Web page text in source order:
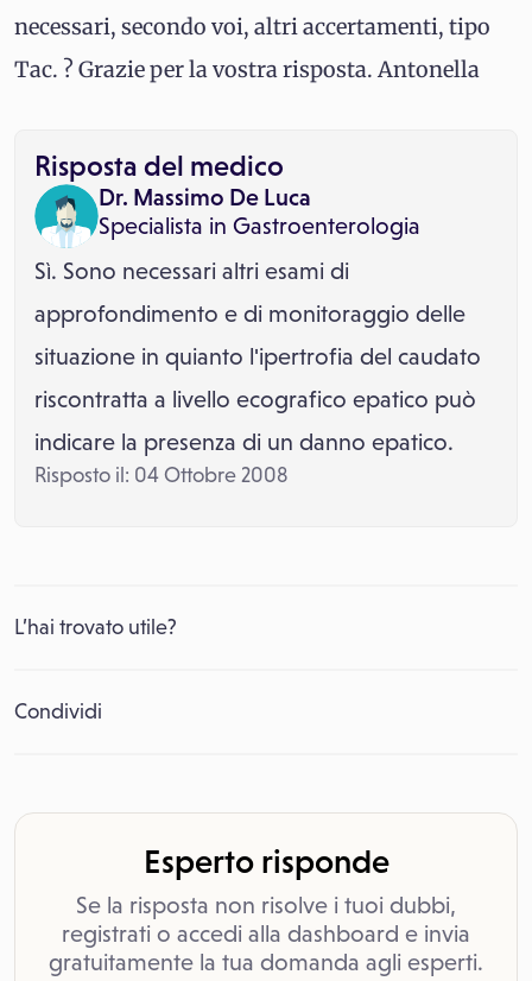
necessari, secondo voi, altri accertamenti, tipo
Tac. ? Grazie per la vostra risposta. Antonella
Risposta del medico
Dr. Massimo De Luca
Specialista in Gastroenterologia
Sì. Sono necessari altri esami di
approfondimento e di monitoraggio delle
situazione in quianto l'ipertrofia del caudato
riscontratta a livello ecografico epatico può
indicare la presenza di un danno epatico.
Risposto il: 04 Ottobre 2008
L’hai trovato utile?
Condividi
Esperto risponde
Se la risposta non risolve i tuoi dubbi,
registrati o accedi alla dashboard e invia
gratuitamente la tua domanda agli esperti.